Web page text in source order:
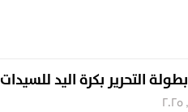
التحرير بكرة اليد للسيدات